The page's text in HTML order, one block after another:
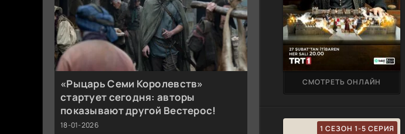
«Рыцарь Семи Королевств»
стартует сегодня: авторы
показывают другой Вестерос!
18-01-2026
СМОТРЕТЬ ОНЛАЙН
1 СЕЗОН 1-5 СЕРИЯ